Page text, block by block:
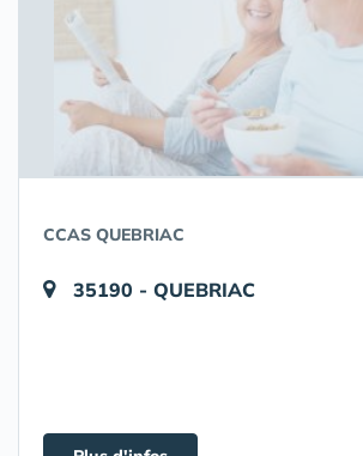
CCAS QUEBRIAC
35190 - QUEBRIAC